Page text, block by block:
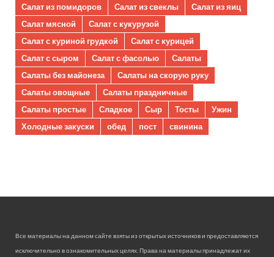
Салат из помидоров
Салат из свеклы
Салат из яиц
Салат мясной
Салат с кукурузой
Салат с куриной грудкой
Салат с курицей
Салат с сыром
Салат с фасолью
Салаты
Салаты без майонеза
Салаты на скорую руку
Салаты овощные
Салаты праздничные
Салаты простые
Сладкое Сыр Тосты
Ужин
Холодные закуски
обед пост свинина
Все материалы на данном сайте взяты из открытых источников и предоставляются
исключительно в ознакомительных целях. Права на материалы принадлежат их